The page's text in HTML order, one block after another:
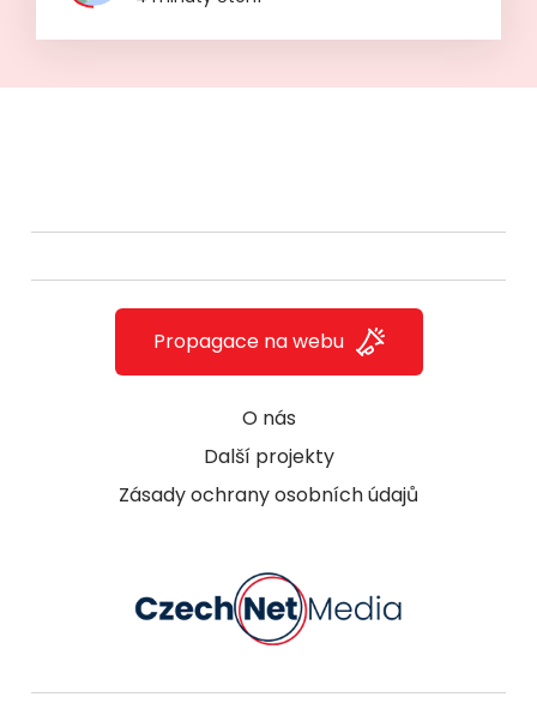
O nás
Další projekty
Zásady ochrany osobních údajů
Propagace na webu